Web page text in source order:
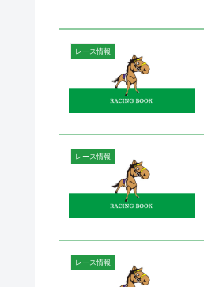
レース情報
レース情報
レース情報